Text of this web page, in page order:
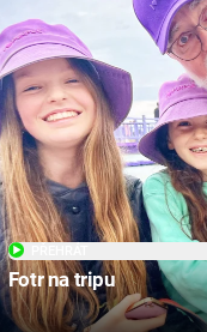
Fotr na tripu